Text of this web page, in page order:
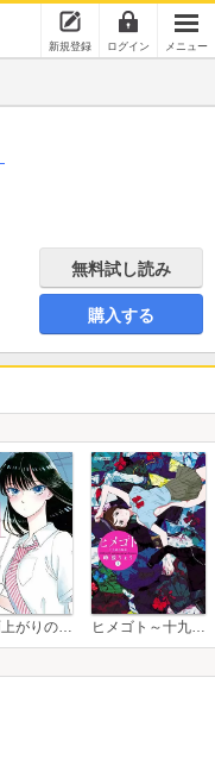
新規登録 ログイン メニュー
無料試し読み
購入する
恋は雨上がりのように ヒメゴト～十九歳の制服～